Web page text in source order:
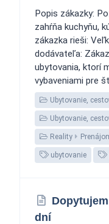
Popis zákazky:
zahŕňa kuchyňu,
zákazka rieši:
dodávateľa:
ubytovania, ktorí
vybaveniami pre
Ubytovanie,
Ubytovanie,
Reality
ubytovanie
dní